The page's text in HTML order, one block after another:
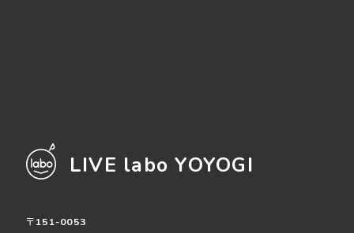
LIVE labo YOYOGI
〒151-0053